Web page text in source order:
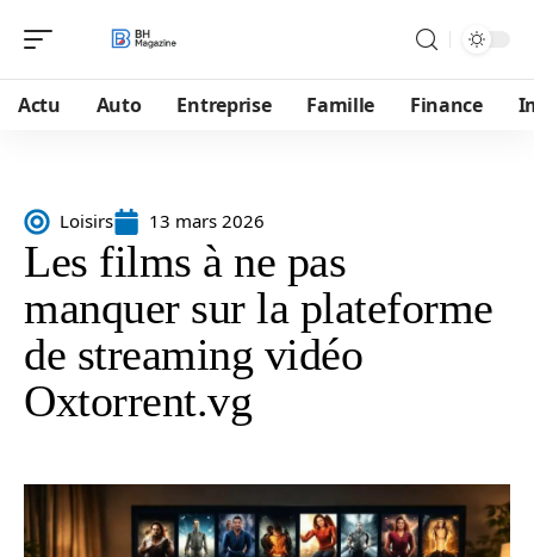
Actu Auto Entreprise Famille Finance
Loisirs 13 mars 2026
Les films à ne pas
manquer sur la plateforme
de streaming vidéo
Oxtorrent.vg